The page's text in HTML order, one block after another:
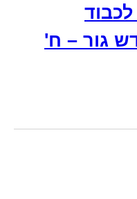
לכבוד
גור – ח'